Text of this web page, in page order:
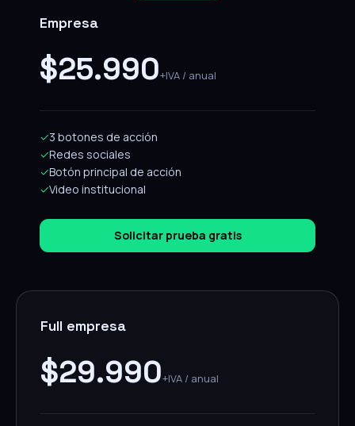
Empresa
$25.990+IVA / anual
✓3 botones de acción
✓Redes sociales
✓Botón principal de acción
✓Video institucional
Solicitar prueba gratis
Full empresa
$29.990+IVA / anual